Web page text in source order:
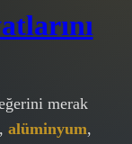
merak
, alüminyum,